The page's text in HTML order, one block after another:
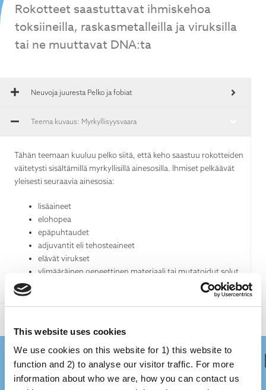
This website uses cookies
We use cookies on this website for 1) this website to
function and 2) to analyse our visitor traffic. For more
information about who we are, how you can contact us
Rokotteet saastuttavat ihmiskehoa
toksiineilla, raskasmetalleilla ja viruksilla
tai ne muuttavat DNA:ta
Neuvoja juuresta Pelko ja fobiat
Teema kuvaus: Myrkyllisyysvaara
Tähän teemaan kuuluu pelko siitä, että keho saastuu rokotteiden
väitetysti sisältämillä myrkyllisillä ainesosilla. Ihmiset pelkäävät
yleisesti seuraavia ainesosia:
lisäaineet
elohopea
epäpuhtaudet
adjuvantit eli tehosteaineet
elävät virukset
ylimääräinen geneettinen materiaali tai mutatoidut solut,
Onko se lainkaan totta?